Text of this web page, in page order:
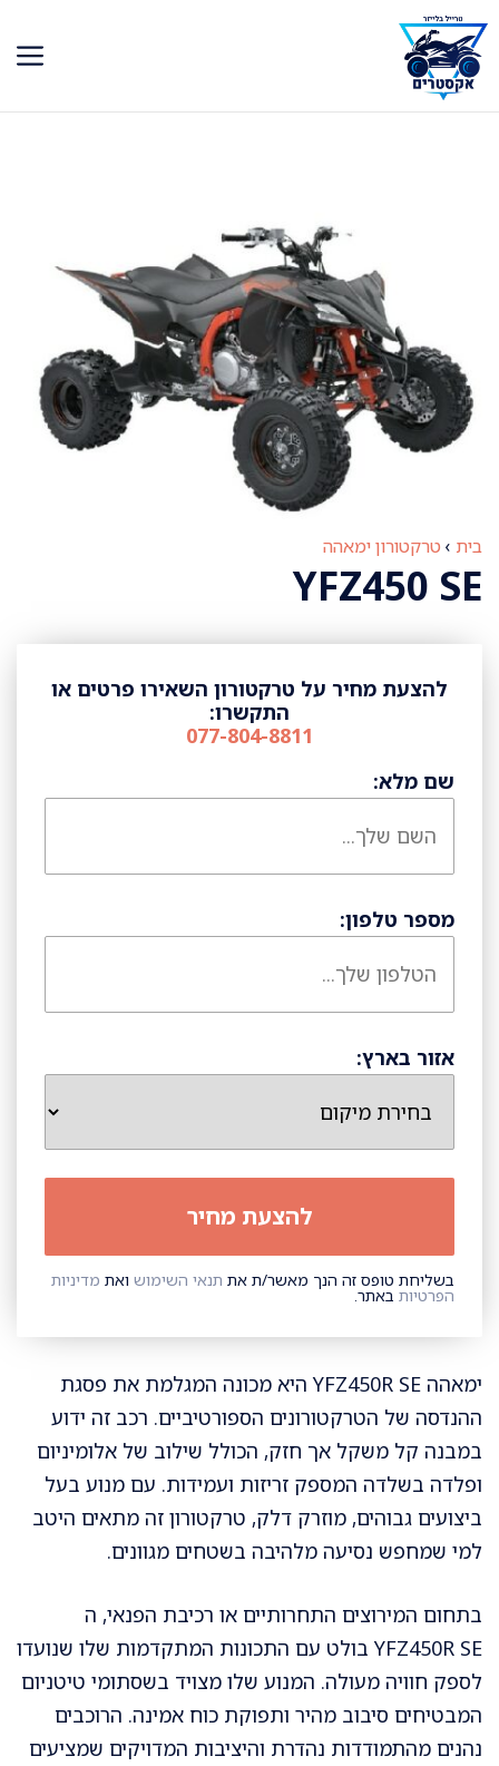
לדלג
לתוכן
בית › טרקטורון ימאהה
YFZ450 SE
להצעת מחיר על טרקטורון השאירו פרטים או
התקשרו:
077-804-8811
שם מלא:
מספר טלפון:
אזור בארץ:
בשליחת טופס זה הנך מאשר/ת את תנאי השימוש ואת מדיניות
הפרטיות באתר.
ימאהה YFZ450R SE היא מכונה המגלמת את פסגת
ההנדסה של הטרקטורונים הספורטיביים. רכב זה ידוע
במבנה קל משקל אך חזק, הכולל שילוב של אלומיניום
ופלדה בשלדה המספק זריזות ועמידות. עם מנוע בעל
ביצועים גבוהים, מוזרק דלק, טרקטורון זה מתאים היטב
למי שמחפש נסיעה מלהיבה בשטחים מגוונים.
בתחום המירוצים התחרותיים או רכיבת הפנאי, ה
YFZ450R SE בולט עם התכונות המתקדמות שלו שנועדו
לספק חוויה מעולה. המנוע שלו מצויד בשסתומי טיטניום
המבטיחים סיבוב מהיר ותפוקת כוח אמינה. הרוכבים
נהנים מהתמודדות נהדרת והיציבות המדויקים שמציעים